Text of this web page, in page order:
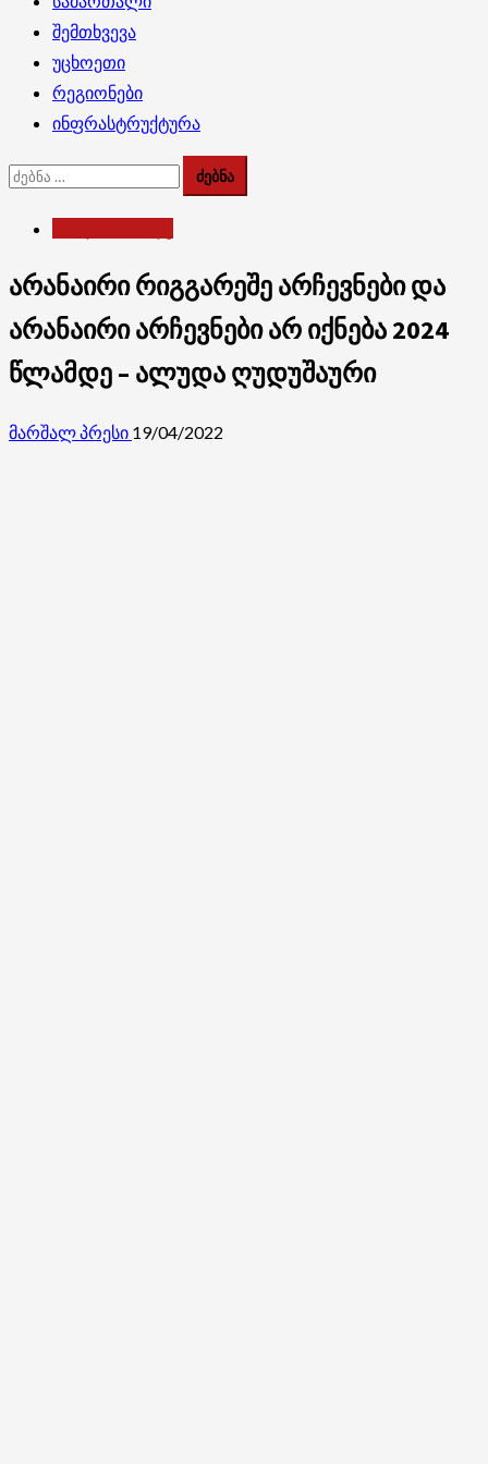
შემთხვევა
უცხოეთი
რეგიონები
ინფრასტრუქტურა
ძებნა:
არანაირი რიგგარეშე არჩევნები და
არანაირი არჩევნები არ იქნება 2024
წლამდე – ალუდა ღუდუშაური
მარშალ პრესი 19/04/2022